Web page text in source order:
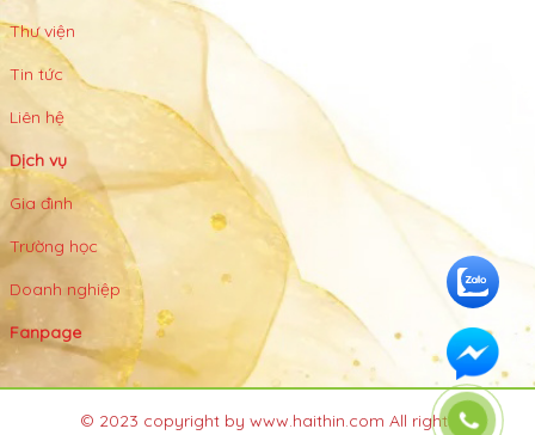
Thư viện
Tin tức
Liên hệ
Dịch vụ
Gia đình
Trường học
Doanh nghiệp
Fanpage
© 2023 copyright by www.haithin.com All rights